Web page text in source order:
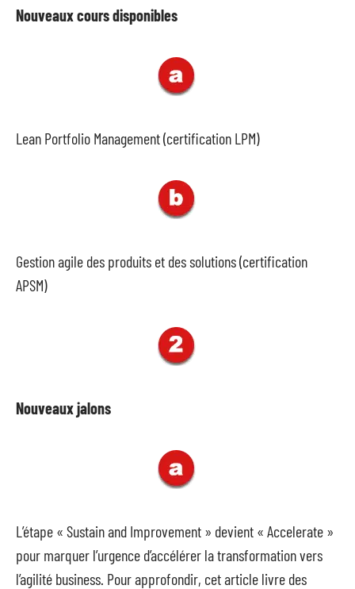
Nouveaux cours disponibles
Lean Portfolio Management (certification LPM)
Gestion agile des produits et des solutions (certification
APSM)
Nouveaux jalons
L’étape « Sustain and Improvement » devient « Accelerate »
pour marquer l’urgence d’accélérer la transformation vers
l’agilité business. Pour approfondir, cet article livre des